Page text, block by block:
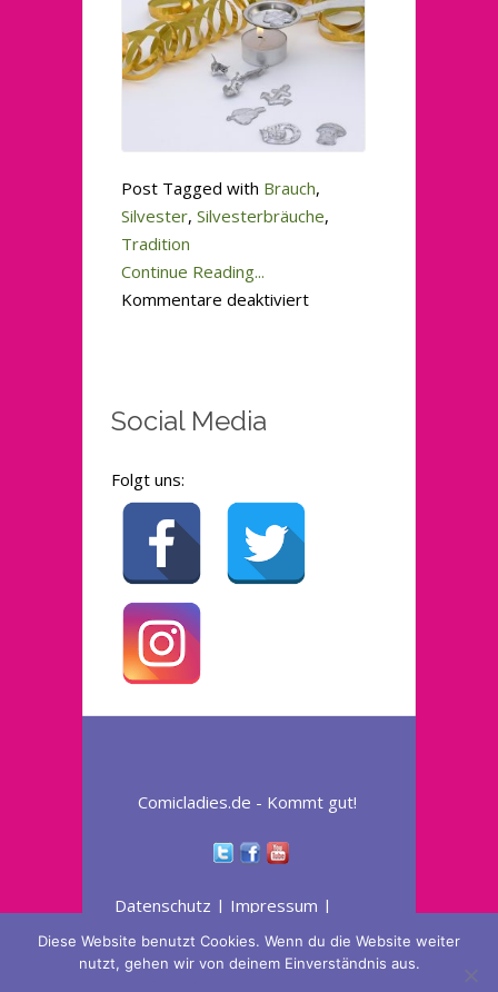
Post Tagged with Brauch,
Silvester, Silvesterbräuche,
Tradition
Continue Reading...
Kommentare deaktiviertfür
Social Media
Folgt uns:
Comicladies.de - Kommt gut!
Datenschutz | Impressum |
Widerruferklärung
Diese Website benutzt Cookies. Wenn du die Website weiter
nutzt, gehen wir von deinem Einverständnis aus.